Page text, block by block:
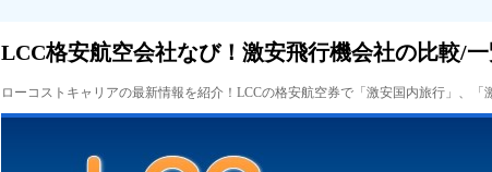
LCC格安航空会社なび！激安飛行機会社の比較/
ローコストキャリアの最新情報を紹介！LCCの格安航空券で「激安国内旅行」、「